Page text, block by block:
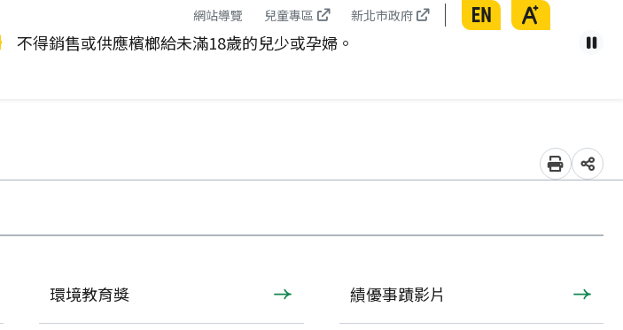
網站導覽 兒童專區 新北市政府 English 放大
不得銷售或供應檳榔給未滿18歲的兒少或孕婦。 健康
暫
列印分享
環境教育獎 績優事蹟影片